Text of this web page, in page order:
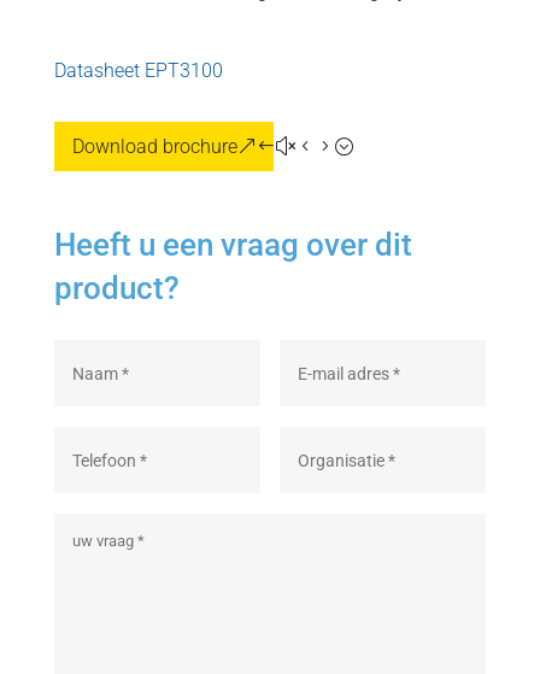
Datasheet EPT3100
Download brochure
Heeft u een vraag over dit
product?